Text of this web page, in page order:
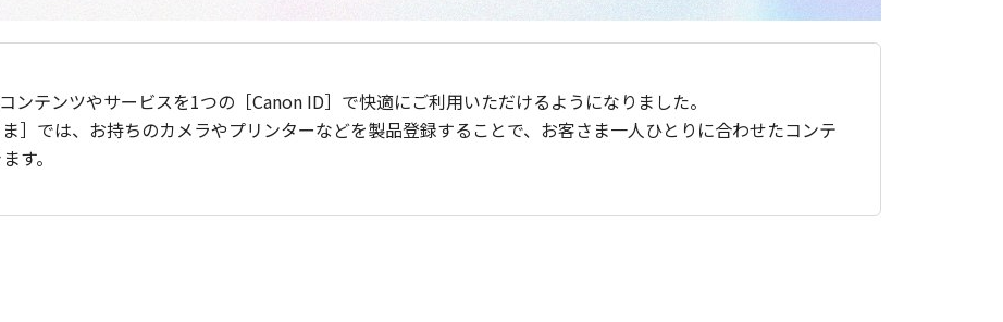
ンテンツやサービスを1つの［Canon ID］で快適にご利用いただけるようになりました。
］では、お持ちのカメラやプリンターなどを製品登録することで、お客さま一人ひとりに合わせたコンテ
す。